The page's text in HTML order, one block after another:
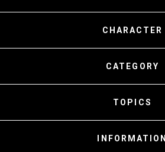
CHARACTER
CATEGORY
TOPICS
INFORMATION